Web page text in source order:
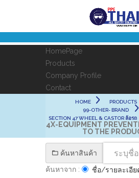
HomePage
Products
Company Profile
Contact
HOME
PRODUCTS
99-OTHER- BRAND
SECTION 47 WHEEL & CASTOR ล้อรถ
4X-EQUIPMENT
TO THE
ค้นหาสินค้า
ค้นหาจาก :
ชื่อ/รายละเอี